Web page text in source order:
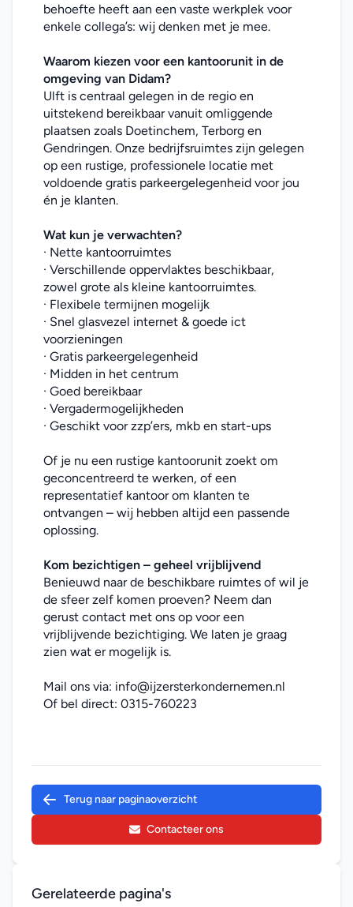
behoefte heeft aan een vaste werkplek voor
enkele collega’s: wij denken met je mee.
Waarom kiezen voor een kantoorunit in de
omgeving van Didam?
Ulft is centraal gelegen in de regio en
uitstekend bereikbaar vanuit omliggende
plaatsen zoals Doetinchem, Terborg en
Gendringen. Onze bedrijfsruimtes zijn gelegen
op een rustige, professionele locatie met
voldoende gratis parkeergelegenheid voor jou
én je klanten.
Wat kun je verwachten?
· Nette kantoorruimtes
· Verschillende oppervlaktes beschikbaar,
zowel grote als kleine kantoorruimtes.
· Flexibele termijnen mogelijk
· Snel glasvezel internet & goede ict
voorzieningen
· Gratis parkeergelegenheid
· Midden in het centrum
· Goed bereikbaar
· Vergadermogelijkheden
· Geschikt voor zzp’ers, mkb en start-ups
Of je nu een rustige kantoorunit zoekt om
geconcentreerd te werken, of een
representatief kantoor om klanten te
ontvangen – wij hebben altijd een passende
oplossing.
Kom bezichtigen – geheel vrijblijvend
Benieuwd naar de beschikbare ruimtes of wil je
de sfeer zelf komen proeven? Neem dan
gerust contact met ons op voor een
vrijblijvende bezichtiging. We laten je graag
zien wat er mogelijk is.
Mail ons via: info@ijzersterkondernemen.nl
Of bel direct: 0315-760223
Terug naar paginaoverzicht
Contacteer ons
Gerelateerde pagina's